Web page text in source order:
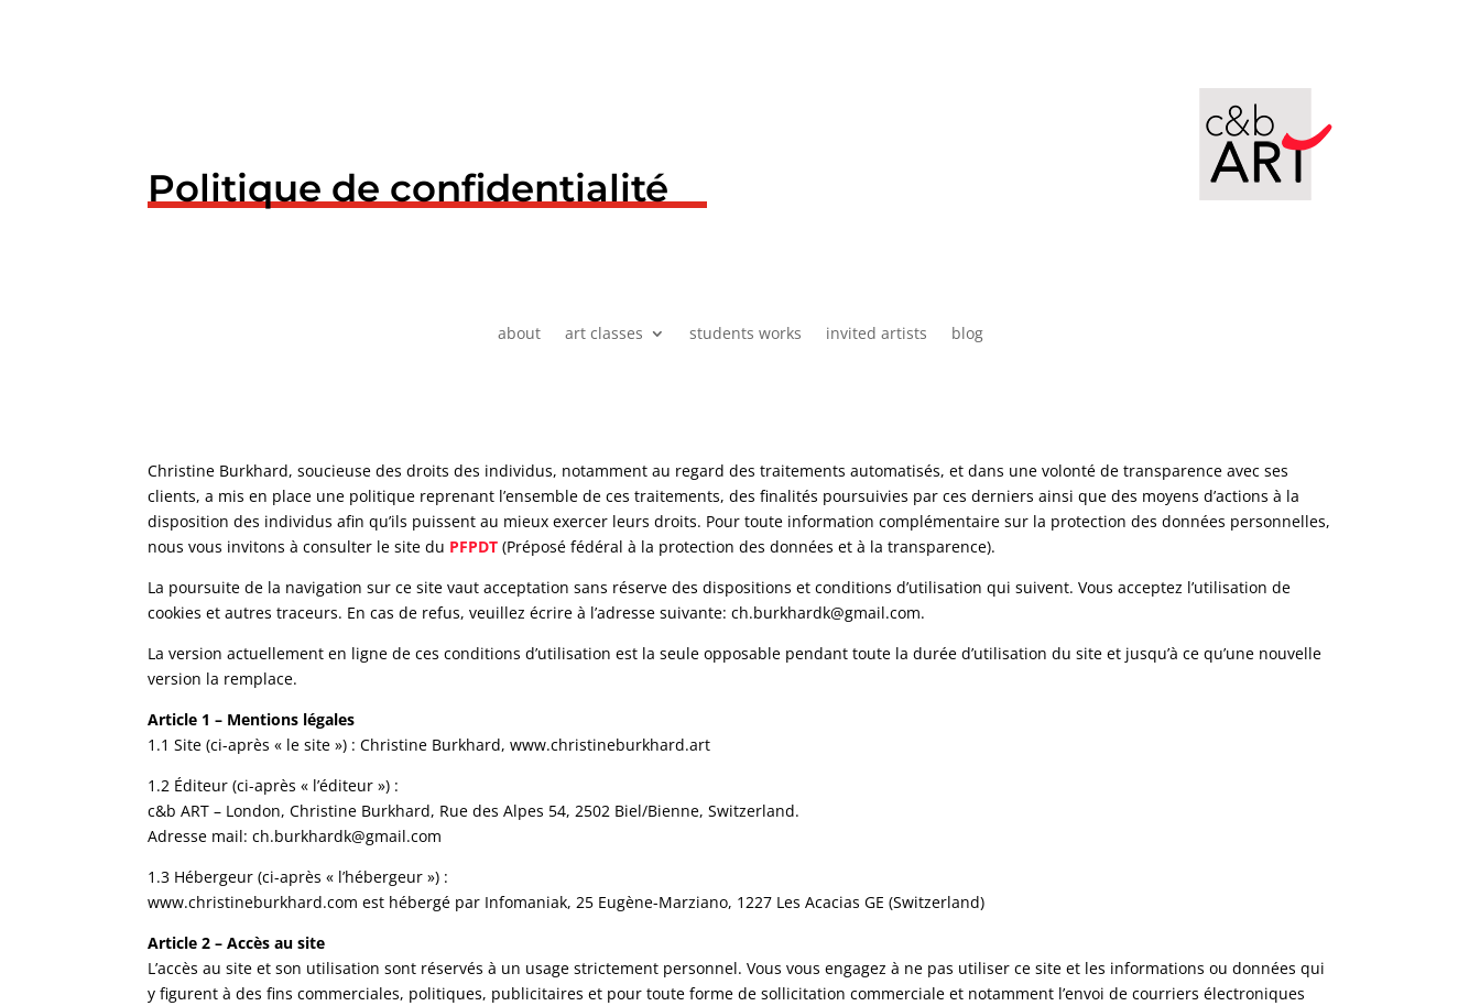
Politique de confidentialité
about art classes students works invited artists blog
Christine Burkhard, soucieuse des droits des individus, notamment au regard des traitements automatisés, et dans une volonté de transparence avec ses
clients, a mis en place une politique reprenant l’ensemble de ces traitements, des finalités poursuivies par ces derniers ainsi que des moyens d’actions à la
disposition des individus afin qu’ils puissent au mieux exercer leurs droits. Pour toute information complémentaire sur la protection des données personnelles,
nous vous invitons à consulter le site du PFPDT (Préposé fédéral à la protection des données et à la transparence).
La poursuite de la navigation sur ce site vaut acceptation sans réserve des dispositions et conditions d’utilisation qui suivent. Vous acceptez l’utilisation de
cookies et autres traceurs. En cas de refus, veuillez écrire à l’adresse suivante: ch.burkhardk@gmail.com.
La version actuellement en ligne de ces conditions d’utilisation est la seule opposable pendant toute la durée d’utilisation du site et jusqu’à ce qu’une nouvelle
version la remplace.
Article 1 – Mentions légales
1.1 Site (ci-après « le site ») : Christine Burkhard, www.christineburkhard.art
1.2 Éditeur (ci-après « l’éditeur ») :
c&b ART – London, Christine Burkhard, Rue des Alpes 54, 2502 Biel/Bienne, Switzerland.
Adresse mail: ch.burkhardk@gmail.com
1.3 Hébergeur (ci-après « l’hébergeur ») :
www.christineburkhard.com est hébergé par Infomaniak, 25 Eugène-Marziano, 1227 Les Acacias GE (Switzerland)
Article 2 – Accès au site
L’accès au site et son utilisation sont réservés à un usage strictement personnel. Vous vous engagez à ne pas utiliser ce site et les informations ou données qui
y figurent à des fins commerciales, politiques, publicitaires et pour toute forme de sollicitation commerciale et notamment l’envoi de courriers électroniques